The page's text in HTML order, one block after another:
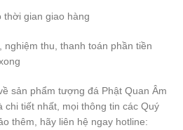
gian giao hàng
thu, thanh toán phần tiền
sản phẩm tượng đá Phật Quan Âm
chi tiết nhất, mọi thông tin các Quý
thêm, hãy liên hệ ngay hotline: